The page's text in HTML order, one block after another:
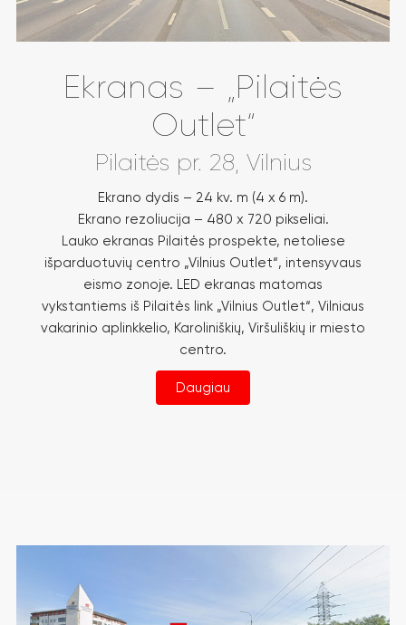
Ekranas – „Pilaitės
Outlet“
Pilaitės pr. 28, Vilnius
Ekrano dydis – 24 kv. m (4 x 6 m).
Ekrano rezoliucija – 480 x 720 pikseliai.
Lauko ekranas Pilaitės prospekte, netoliese
išparduotuvių centro „Vilnius Outlet“, intensyvaus
eismo zonoje. LED ekranas matomas
vykstantiems iš Pilaitės link „Vilnius Outlet“, Vilniaus
vakarinio aplinkkelio, Karoliniškių, Viršuliškių ir miesto
centro.
Daugiau